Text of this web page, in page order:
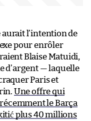
aurait l’intention de
pour enrôler
Blaise Matuidi,
d’argent — laquelle
Paris et
Une offre qui
le Barça
plus 40 millions